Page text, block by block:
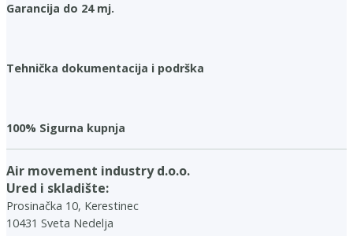
Garancija do 24 mj.
Tehnička dokumentacija i podrška
100% Sigurna kupnja
Air movement industry d.o.o.
Ured i skladište:
Prosinačka 10, Kerestinec
10431 Sveta Nedelja